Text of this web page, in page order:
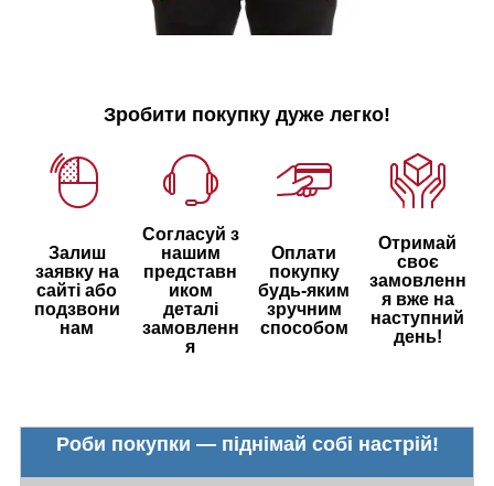
Зробити покупку дуже легко!
Залиш
заявку на
сайті або
подзвони
нам
Согласуй з
нашим
представн
иком
деталі
замовленн
я
Оплати
покупку
будь-яким
зручним
способом
Отримай
своє
замовленн
я вже на
наступний
день!
Роби покупки — піднімай собі настрій!